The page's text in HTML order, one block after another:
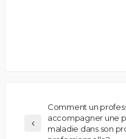
Comment un
accompagner une
maladie dans son